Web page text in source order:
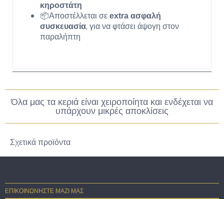
κηροστάτη
📦Αποστέλλεται σε extra ασφαλή
συσκευασία, για να φτάσει άψογη στον
παραλήπτη
Όλα μας τα κεριά είναι χειροποίητα και ενδέχεται να
υπάρχουν μικρές αποκλίσεις
Σχετικά προϊόντα
ΕΠΙΚΟΙΝΩΝΗΣΤΕ ΜΑΖΙ ΜΑΣ